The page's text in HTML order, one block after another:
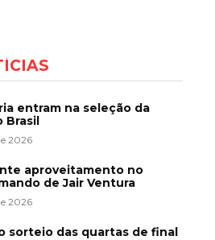
entram na seleção da
Brasil
2026
aproveitamento no
de Jair Ventura
2026
sorteio das quartas de final